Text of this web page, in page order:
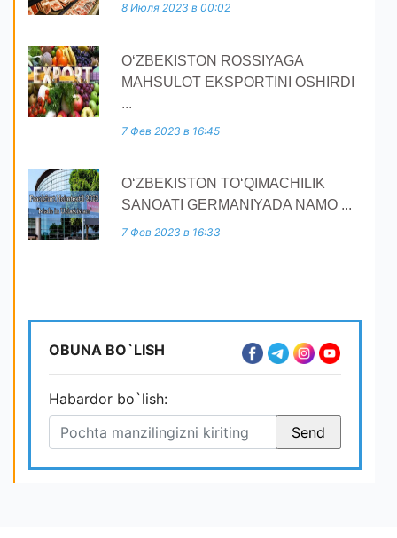
8 Июля 2023 в 00:02
O‘ZBEKISTON ROSSIYAGA
MAHSULOT EKSPORTINI OSHIRDI
...
7 Фев 2023 в 16:45
O‘ZBEKISTON TO‘QIMACHILIK
SANOATI GERMANIYADA NAMO ...
7 Фев 2023 в 16:33
OBUNA BO`LISH
Habardor bo`lish: